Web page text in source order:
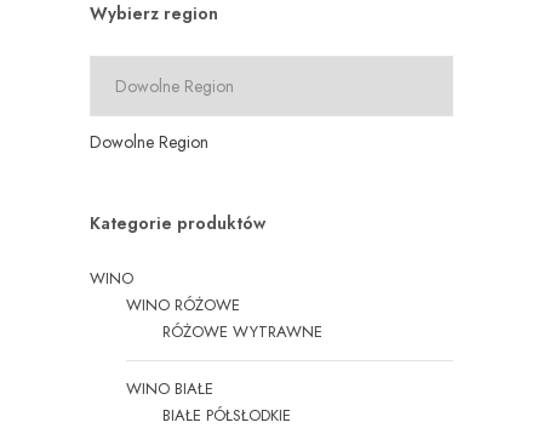
Wybierz region
Dowolne Region
Kategorie produktów
WINO
WINO RÓŻOWE
RÓŻOWE WYTRAWNE
WINO BIAŁE
BIAŁE PÓŁSŁODKIE